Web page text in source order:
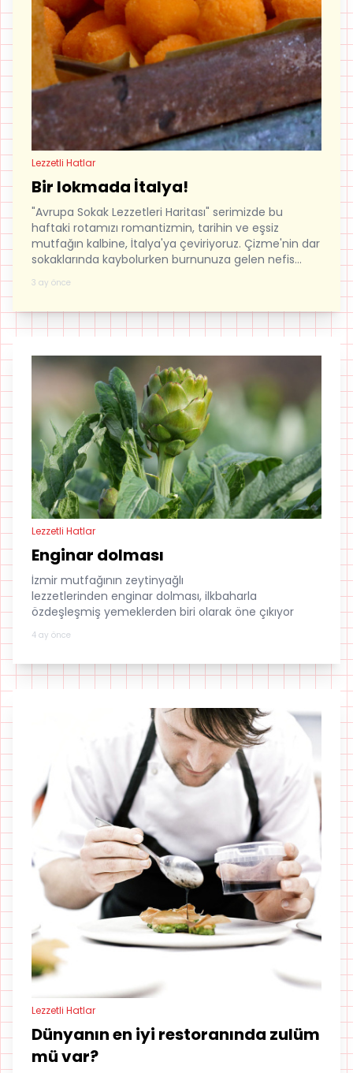
Lezzetli Hatlar
Bir lokmada İtalya!
"Avrupa Sokak Lezzetleri Haritası" serimizde bu
haftaki rotamızı romantizmin, tarihin ve eşsiz
mutfağın kalbine, İtalya'ya çeviriyoruz. Çizme'nin dar
sokaklarında kaybolurken burnunuza gelen nefis
kokuların izini sürmeye hazır olun. İtalyan sokak
kültürünün en özel tatlarını sizin için derledik...
3 ay önce
Lezzetli Hatlar
Enginar dolması
İzmir mutfağının zeytinyağlı
lezzetlerinden enginar dolması, ilkbaharla
özdeşleşmiş yemeklerden biri olarak öne çıkıyor
4 ay önce
Lezzetli Hatlar
Dünyanın en iyi restoranında zulüm
mü var?